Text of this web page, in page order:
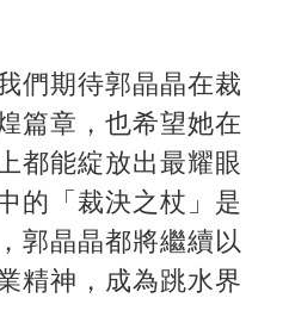
們期待郭晶晶在裁
篇章，也希望她在
都能綻放出最耀眼
的「裁決之杖」是
郭晶晶都將繼續以
精神，成為跳水界